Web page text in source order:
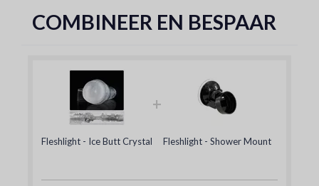
COMBINEER EN BESPAAR
Fleshlight - Ice Butt Crystal
+
Fleshlight - Shower Mount